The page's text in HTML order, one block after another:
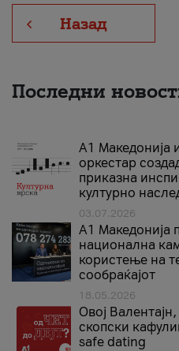
Назад
Последни
А1 Македонија
оркестар
приказна
културно
03.07.2026
A1 Македонија
национална
користење на
сообраќајот
18.05.2026
Овој
скопски
safe dating